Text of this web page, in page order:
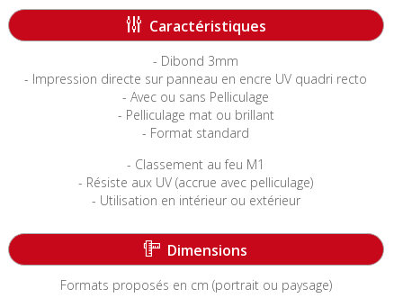
Caractéristiques
- Dibond 3mm
- Impression directe sur panneau en encre UV quadri recto
- Avec ou sans Pelliculage
- Pelliculage mat ou brillant
- Format standard
- Classement au feu M1
- Résiste aux UV (accrue avec pelliculage)
- Utilisation en intérieur ou extérieur
Dimensions
Formats proposés en cm (portrait ou paysage)